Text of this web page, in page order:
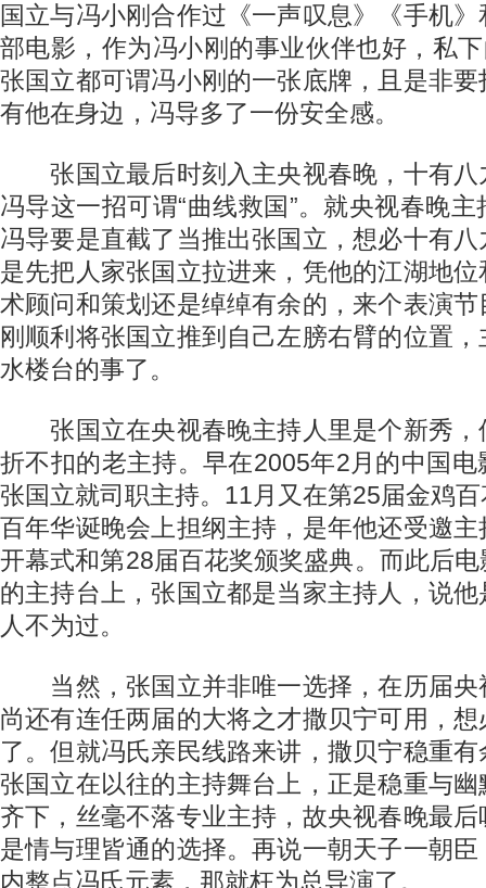
国立与冯小刚合作过《一声叹息》《手机
部电影，作为冯小刚的事业伙伴也好，私
张国立都可谓冯小刚的一张底牌，且是非
有他在身边，冯导多了一份安全感。
张国立最后时刻入主央视春晚，十有八
冯导这一招可谓“曲线救国”。就央视春晚
冯导要是直截了当推出张国立，想必十有
是先把人家张国立拉进来，凭他的江湖地
术顾问和策划还是绰绰有余的，来个表演
刚顺利将张国立推到自己左膀右臂的位置
水楼台的事了。
张国立在央视春晚主持人里是个新秀，
折不扣的老主持。早在2005年2月的中国
张国立就司职主持。11月又在第25届金鸡
百年华诞晚会上担纲主持，是年他还受邀
开幕式和第28届百花奖颁奖盛典。而此后
的主持台上，张国立都是当家主持人，说
人不为过。
当然，张国立并非唯一选择，在历届央
尚还有连任两届的大将之才撒贝宁可用，
了。但就冯氏亲民线路来讲，撒贝宁稳重
张国立在以往的主持舞台上，正是稳重与
齐下，丝毫不落专业主持，故央视春晚最
是情与理皆通的选择。再说一朝天子一朝
内整点冯氏元素，那就枉为总导演了。